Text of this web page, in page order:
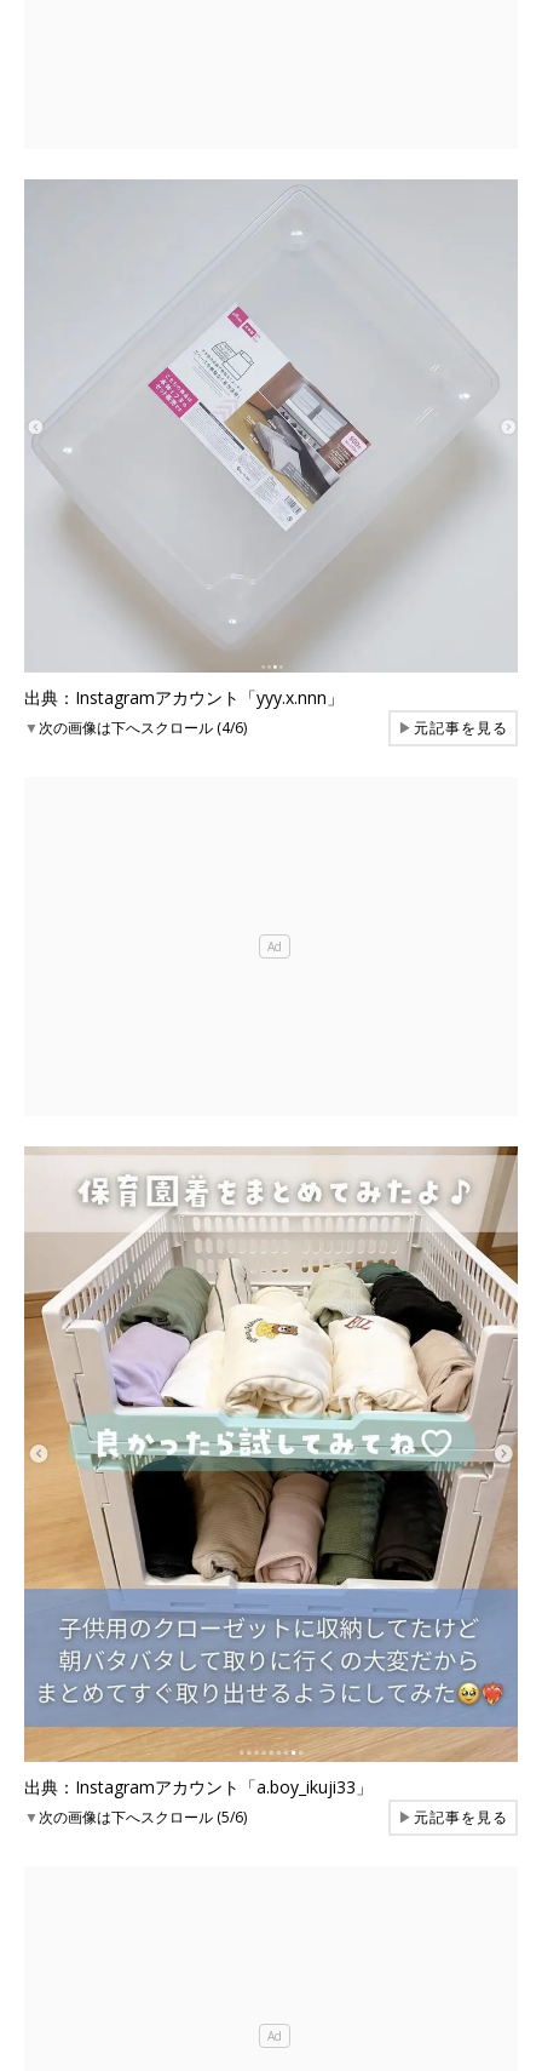
出典：Instagramアカウント「yyy.x.nnn」
▼次の画像は下へスクロール (4/6) ▶元記事を見る
出典：Instagramアカウント「a.boy_ikuji33」
▼次の画像は下へスクロール (5/6) ▶元記事を見る